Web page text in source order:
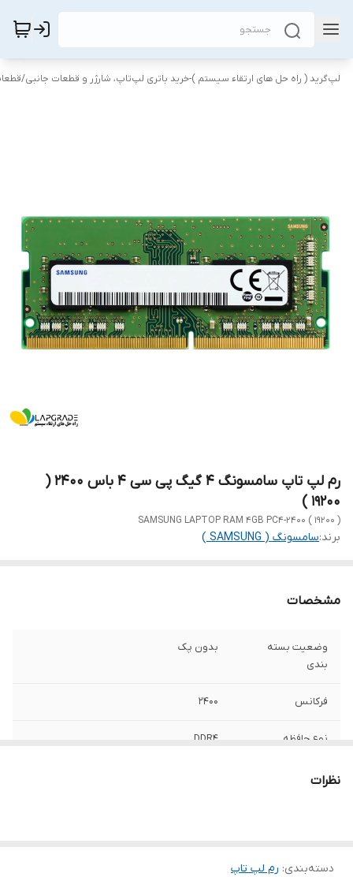
لپ‌گرید ( راه‌ حل های ارتقاء سیستم )-خرید باتری لپ‌تاپ، شارژر و قطعات جانبی/
رم لپ تاپ سامسونگ 4 گیگ پی سی 4 باس 2400 (
19200 )
SAMSUNG LAPTOP RAM 4GB PC4-2400 ( 19200 )
برند:سامسونگ ( SAMSUNG )
مشخصات
وضعیت بسته
بندی
بدون پک
فرکانس 2400
نوع حافظه DDR4
ظرفیت کلینظرات
دسته‌بندی: رم لپ‌ تاپ